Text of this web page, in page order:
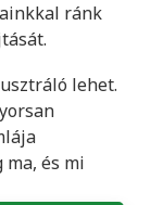
ránk
lehet.
és mi